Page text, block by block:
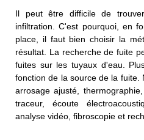
Il peut être difficile de
infiltration. C'est pourquoi, en
place, il faut bien choisir la
résultat. La recherche de fuite
fuites sur les tuyaux d'eau.
fonction de la source de la fuite.
arrosage ajusté,
traceur, écoute
analyse vidéo, fibroscopie et